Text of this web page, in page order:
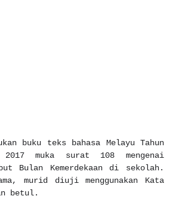
buku teks bahasa Melayu Tahun
2017 muka surat 108 mengenai
Bulan Kemerdekaan di sekolah.
murid diuji menggunakan Kata
betul.